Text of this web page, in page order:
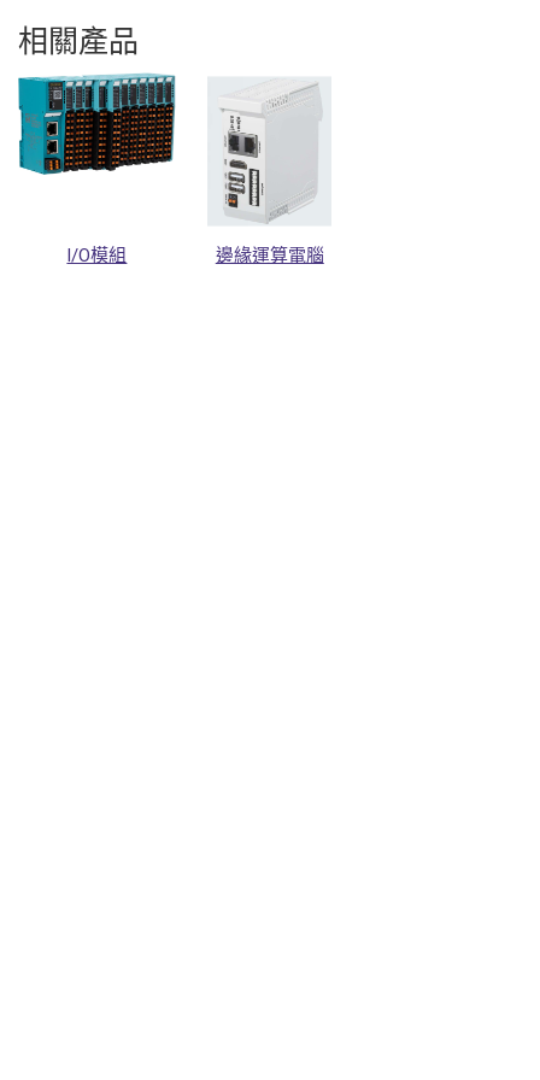
相關產品
I/O模組 邊緣運算電腦